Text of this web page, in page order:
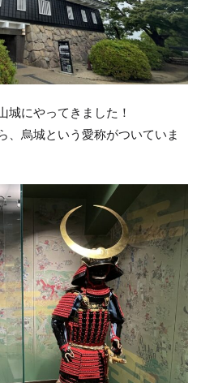
城にやってきました！
、烏城という愛称がついていま